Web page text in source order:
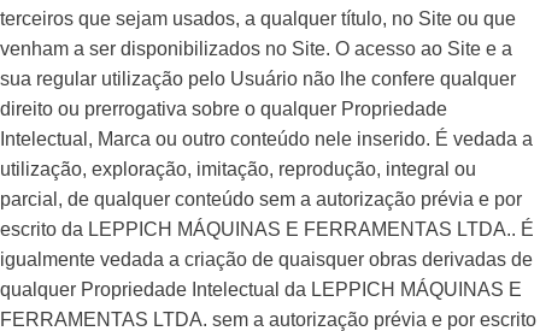
terceiros que sejam usados, a qualquer título, no Site ou que
venham a ser disponibilizados no Site. O acesso ao Site e a
sua regular utilização pelo Usuário não lhe confere qualquer
direito ou prerrogativa sobre o qualquer Propriedade
Intelectual, Marca ou outro conteúdo nele inserido. É vedada a
utilização, exploração, imitação, reprodução, integral ou
parcial, de qualquer conteúdo sem a autorização prévia e por
escrito da LEPPICH MÁQUINAS E FERRAMENTAS LTDA.. É
igualmente vedada a criação de quaisquer obras derivadas de
qualquer Propriedade Intelectual da LEPPICH MÁQUINAS E
FERRAMENTAS LTDA. sem a autorização prévia e por escrito